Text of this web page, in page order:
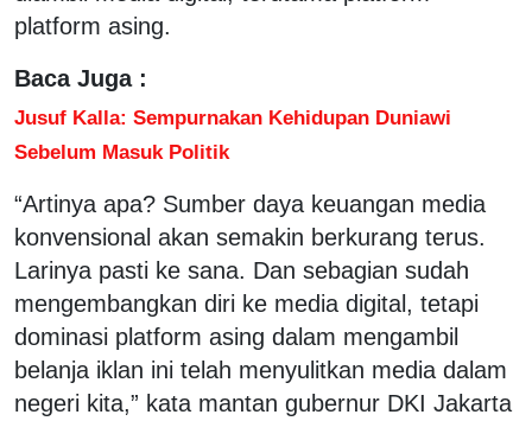
platform asing.
Baca Juga :
Jusuf Kalla: Sempurnakan Kehidupan Duniawi
Sebelum Masuk Politik
“Artinya apa? Sumber daya keuangan media
konvensional akan semakin berkurang terus.
Larinya pasti ke sana. Dan sebagian sudah
mengembangkan diri ke media digital, tetapi
dominasi platform asing dalam mengambil
belanja iklan ini telah menyulitkan media dalam
negeri kita,” kata mantan gubernur DKI Jakarta